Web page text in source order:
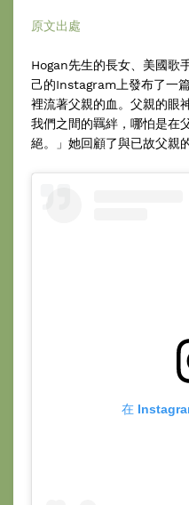
原文出處
Hogan先生的長女、美國歌
己的Instagram上發布了一
裡流著父親的血。父親的眼
我們之間的羈絆，哪怕是在
絕。」她回顧了與已故父親
在